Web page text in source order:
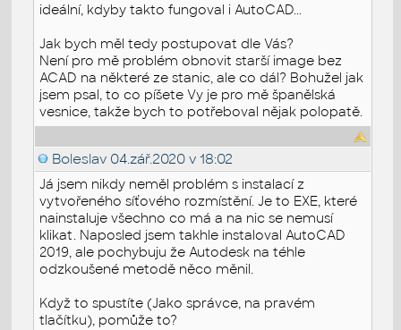
ideální, kdyby takto fungoval i AutoCAD...
Jak bych měl tedy postupovat dle Vás?
Není pro mě problém obnovit starší image bez
ACAD na některé ze stanic, ale co dál? Bohužel jak
jsem psal, to co píšete Vy je pro mě španělská
vesnice, takže bych to potřeboval nějak polopatě.
Boleslav 04.zář.2020 v 18:02
Já jsem nikdy neměl problém s instalací z
vytvořeného síťového rozmístění. Je to EXE, které
nainstaluje všechno co má a na nic se nemusí
klikat. Naposled jsem takhle instaloval AutoCAD
2019, ale pochybuju že Autodesk na téhle
odzkoušené metodě něco měnil.
Když to spustíte (Jako správce, na pravém
tlačítku), pomůže to?